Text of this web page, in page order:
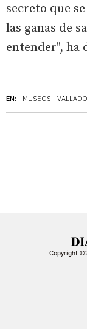
EN: MUSEOS
secreto que
las ganas de
entender", ha
Copyright